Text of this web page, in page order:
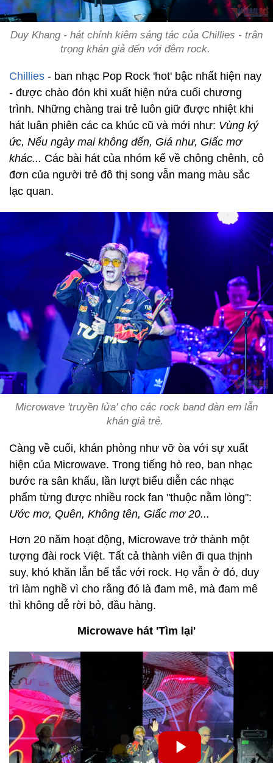
Duy Khang - hát chính kiêm sáng tác của Chillies - trân
trọng khán giả đến với đêm rock.
Chillies - ban nhạc Pop Rock 'hot' bậc nhất hiện nay
- được chào đón khi xuất hiện nửa cuối chương
trình. Những chàng trai trẻ luôn giữ được nhiệt khi
hát luân phiên các ca khúc cũ và mới như: Vùng ký
ức, Nếu ngày mai không đến, Giá như, Giấc mơ
khác... Các bài hát của nhóm kể về chông chênh, cô
đơn của người trẻ đô thị song vẫn mang màu sắc
lạc quan.
Microwave 'truyền lửa' cho các rock band đàn em lẫn
khán giả trẻ.
Càng về cuối, khán phòng như vỡ òa với sự xuất
hiện của Microwave. Trong tiếng hò reo, ban nhạc
bước ra sân khấu, lần lượt biểu diễn các nhạc
phẩm từng được nhiều rock fan "thuộc nằm lòng":
Ước mơ, Quên, Không tên, Giấc mơ 20...
Hơn 20 năm hoạt động, Microwave trở thành một
tượng đài rock Việt. Tất cả thành viên đi qua thịnh
suy, khó khăn lẫn bế tắc với rock. Họ vẫn ở đó, duy
trì làm nghề vì cho rằng đó là đam mê, mà đam mê
thì không dễ rời bỏ, đầu hàng.
Microwave hát 'Tìm lại'